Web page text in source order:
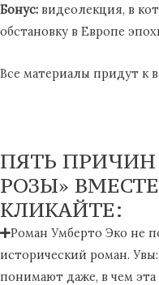
Бонус: видеолекция, в
обстановку в Европе
Все материалы придут к
ПЯТЬ
РОЗЫ»
КЛИКАЙТЕ:
Роман Умберто Эко не
исторический роман.
понимают даже, в чем эта